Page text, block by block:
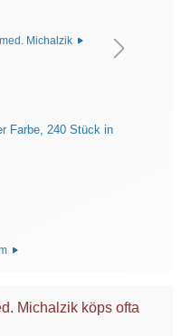
Michalzik
Michalzik köps ofta